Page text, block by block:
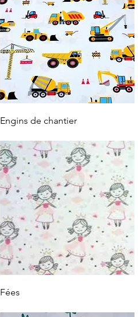
Vista rápida
Engins de chantier
Fées